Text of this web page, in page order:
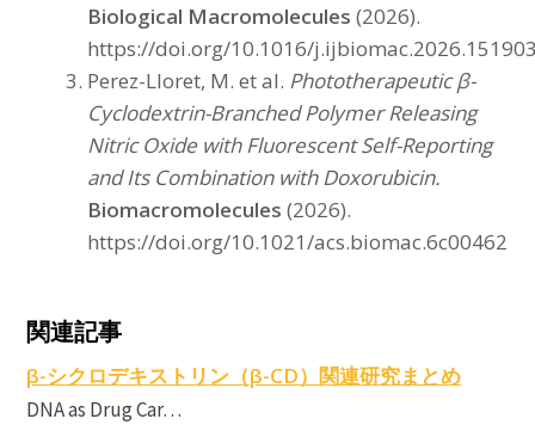
Biological Macromolecules (2026).
https://doi.org/10.1016/
Perez-Lloret, M. et al. Phototherapeutic β-
Cyclodextrin-Branched Polymer Releasing
Nitric Oxide with Fluorescent Self-Reporting
and Its Combination with Doxorubicin.
Biomacromolecules (2026).
https://doi.org/10.1021/acs.biomac.6c00462
関連記事
β-シクロデキストリン（β-CD）関連研究まとめ
DNA as Drug Car…